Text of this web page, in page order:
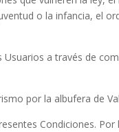
o la infancia, el
a través de
por la albufera de
Condiciones.